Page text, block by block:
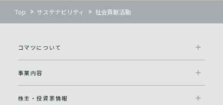
Top サステナビリティ 社会貢献活動
コマツについて
事業内容
株主・投資家情報